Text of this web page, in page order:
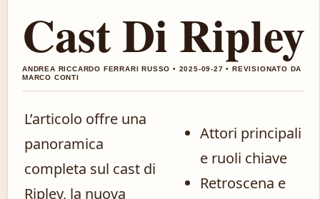
Cast Di Ripley
ANDREA RICCARDO FERRARI RUSSO • 2025-09-27 • REVISIONATO DA
MARCO CONTI
L’articolo offre una
panoramica
completa sul cast di
Ripley, la nuova
Attori principali
e ruoli chiave
Retroscena e